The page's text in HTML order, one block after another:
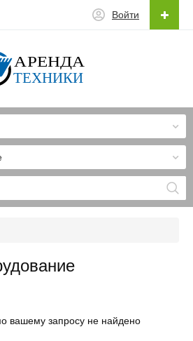
Войти
вашему запросу не найдено